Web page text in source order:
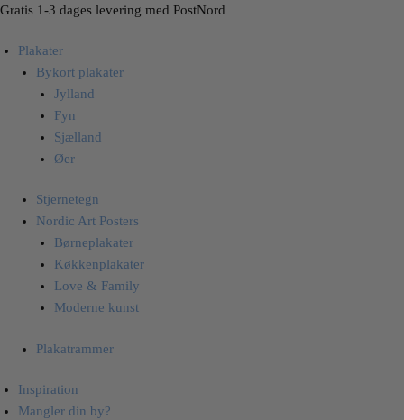
Skip
navigation
Skip
content
Gratis 1-3 dages levering med PostNord
Plakater
Bykort plakater
Jylland
Fyn
Sjælland
Øer
Stjernetegn
Nordic Art Posters
Børneplakater
Køkkenplakater
Love & Family
Moderne kunst
Plakatrammer
Inspiration
Mangler din by?